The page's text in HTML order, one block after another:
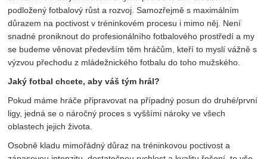
podložený fotbalový růst a rozvoj. Samozřejmě s maximálním
důrazem na poctivost v tréninkovém procesu i mimo něj. Není
snadné proniknout do profesionálního fotbalového prostředí a my
se budeme věnovat především těm hráčům, kteří to myslí vážně s
výzvou přechodu z mládežnického fotbalu do toho mužského.
Jaký fotbal chcete, aby váš tým hrál?
Pokud máme hráče připravovat na případný posun do druhé/první
ligy, jedná se o náročný proces s vyššími nároky ve všech
oblastech jejich života.
Osobně kladu mimořádný důraz na tréninkovou poctivost a